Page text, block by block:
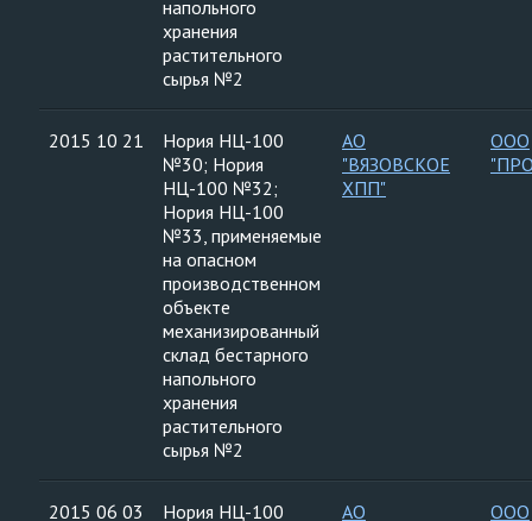
напольного
хранения
растительного
сырья №2
2015 10 21
Нория НЦ-100
№30; Нория
НЦ-100 №32;
Нория НЦ-100
№33, применяемые
на опасном
производственном
объекте
механизированный
склад бестарного
напольного
хранения
растительного
сырья №2
АО
"ВЯЗОВСКОЕ
ХПП"
ООО
2015 06 03
Нория НЦ-100
АО
ООО